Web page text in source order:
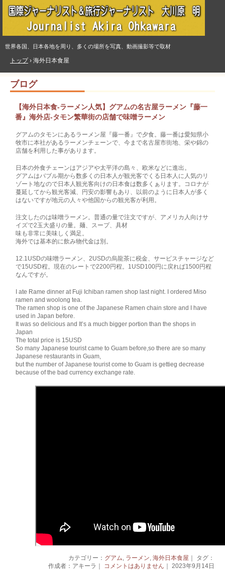
世界各国、日本各地を周り、多くの場所を写真、動画撮影等で取材
トップ› 海外日本食屋
ブログ
【海外日本食-ラーメン人気】グアムの名古屋ラーメン『藤一
番』海外店-タモン繁華街の店舗で味噌ラーメン
グアムのタモンにあるラーメン屋『藤一番』で夕食。藤一番は愛知県小
牧市に本社があるラーメンチェーンで、今まで名古屋市街地、栄や錦の
店舗を利用した事があります。
日本の外食チェーンはアジアや太平洋の島々、欧米などに進出。
グアムはバブル期から数多くの日本人が観光客でくる日本人に人気のリ
ゾート地なので日本人観光客向けの日本食は数多くぁります。コロナが
蔓延してから観光客減、円安の影響もあり、以前のように日本人が多く
はないですが地元の人々や他国からの観光客が利用。
注文したのは味噌ラーメン。普通の量で注文ですが、アメリカ人向けサ
イズで2玉大盛りの量。麺、スープ、具材
味も非常に美味しく満足。
海外では基本的に飲み物代金は別。
12.1USDの味噌ラーメン、2USDの烏龍茶に税金、サービスチャージなど
で15USD程。現在のレートで2200円程。1USD100円に戻れば1500円程
なんですが。
I ate Rame dinner at Fuji Ichiban ramen shop last night. I ordered Miso
ramen and woolong tea.
The ramen shop is one of the Japanese Ramen chain store and I have
used in Japan before.
It was so delicious and It’s a much bigger portion than the shops in
Japan
The total price is 15USD
So many Japanese tourist came to Guam before,so there are so many
Japanese restaurants in Guam,
but the number of Japanese tourist come to Guam is gettieg decrease
because of the bad currency exchange rate.
カテゴリー： グアム ラーメン 海外日本食屋 ｜ タグ：
作成者：アキーラ｜
コメントはありません ｜ 2023年9月14日